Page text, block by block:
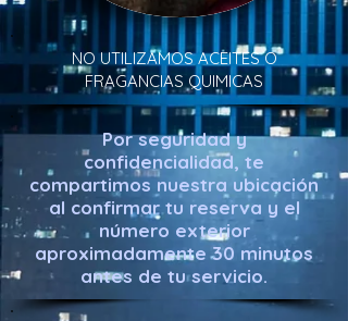
NO UTILIZAMOS ACEITES O
FRAGANCIAS QUIMICAS
Por seguridad y
confidencialidad, te
compartimos nuestra ubicación
al confirmar tu reserva y el
número exterior
aproximadamente 30 minutos
antes de tu servicio.